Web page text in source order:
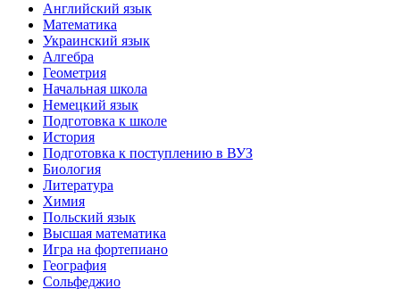
Английский язык
Математика
Украинский язык
Алгебра
Геометрия
Начальная школа
Немецкий язык
Подготовка к школе
История
Подготовка к поступлению в ВУЗ
Биология
Литература
Химия
Польский язык
Высшая математика
Игра на фортепиано
География
Сольфеджио